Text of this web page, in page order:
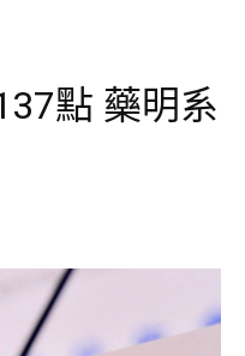
點 藥明系